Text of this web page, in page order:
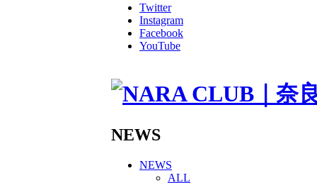
グッズ
ファンコミュニティ
普及・育成
ホームタウン
その他
TEAM
チアダンススクール
Twitter
Instagram
Facebook
YouTube
NEWS
NEWS
ALL